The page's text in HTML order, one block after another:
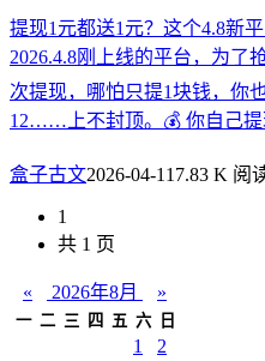
提现1元都送1元？这个4.8新
2026.4.8刚上线的平台，为了
次提现，哪怕只提1块钱，你
12……上不封顶。💰 你自己提
盒子古文2026-04-11 7.83 K 阅
1
共 1 页
« 2026年8月 »
一 二 三 四 五 六 日
1
2